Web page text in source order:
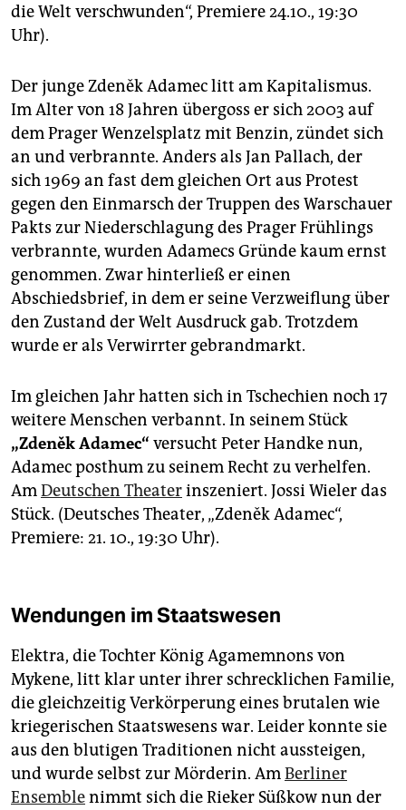
die Welt verschwunden“, Premiere 24.10., 19:30
Uhr).
Der junge Zdeněk Adamec litt am Kapitalismus.
Im Alter von 18 Jahren übergoss er sich 2003 auf
dem Prager Wenzelsplatz mit Benzin, zündet sich
an und verbrannte. Anders als Jan Pallach, der
sich 1969 an fast dem gleichen Ort aus Protest
gegen den Einmarsch der Truppen des Warschauer
Pakts zur Niederschlagung des Prager Frühlings
verbrannte, wurden Adamecs Gründe kaum ernst
genommen. Zwar hinterließ er einen
Abschiedsbrief, in dem er seine Verzweiflung über
den Zustand der Welt Ausdruck gab. Trotzdem
wurde er als Verwirrter gebrandmarkt.
Im gleichen Jahr hatten sich in Tschechien noch 17
weitere Menschen verbannt. In seinem Stück
„Zdeněk Adamec“ versucht Peter Handke nun,
Adamec posthum zu seinem Recht zu verhelfen.
AmDeutschen Theaterinszeniert. Jossi Wieler das
Stück. (Deutsches Theater, „Zdeněk Adamec“,
Premiere: 21. 10., 19:30 Uhr).
Wendungen im Staatswesen
Elektra, die Tochter König Agamemnons von
Mykene, litt klar unter ihrer schrecklichen Familie,
die gleichzeitig Verkörperung eines brutalen wie
kriegerischen Staatswesens war. Leider konnte sie
aus den blutigen Traditionen nicht aussteigen,
und wurde selbst zur Mörderin. AmBerliner
Ensemblenimmt sich die Rieker Süßkow nun der